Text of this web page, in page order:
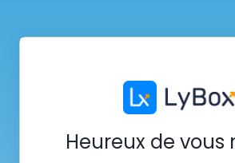
Heureux de vous